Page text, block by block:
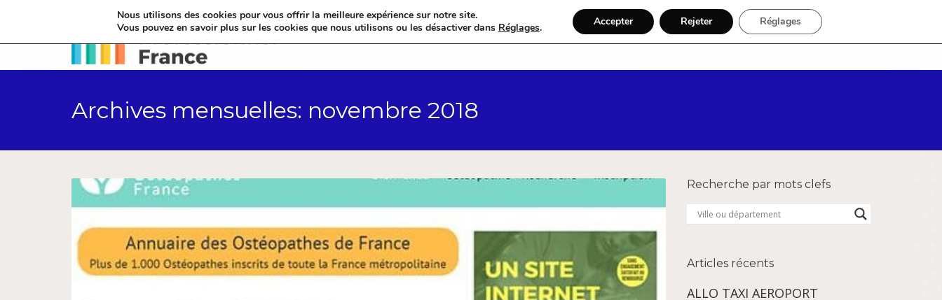
Accueil Catégories Par région Inscription
Archives mensuelles: novembre 2018
Recherche par mots clefs
Articles récents
ALLO TAXI AEROPORT
Nous utilisons des cookies pour vous offrir la meilleure expérience sur notre site.
Vous pouvez en savoir plus sur les cookies que nous utilisons ou les désactiver dans Réglages. Accepter Rejeter Réglages